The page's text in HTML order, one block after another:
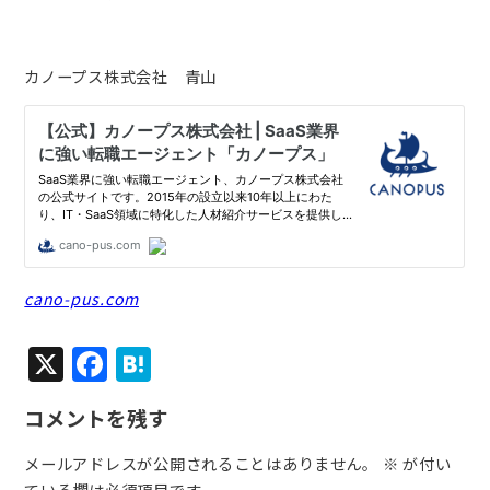
カノープス株式会社 青山
cano-pus.com
X F
a
c
e
at
e
n
コメントを残す
メールアドレスが公開されることはありません。 ※ が付い